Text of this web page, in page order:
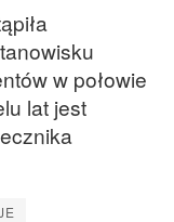
w połowie
lat jest